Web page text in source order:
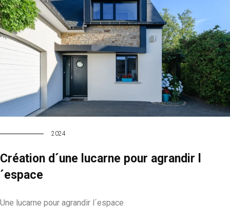
2024
Création d´une lucarne pour agrandir l
´espace
Une lucarne pour agrandir l´espace